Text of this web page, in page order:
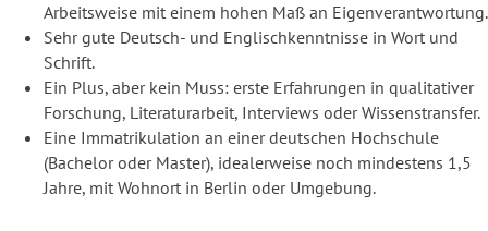
Arbeitsweise mit einem hohen Maß an Eigenverantwortung.
Sehr gute Deutsch- und Englischkenntnisse in Wort und
Schrift.
Ein Plus, aber kein Muss: erste Erfahrungen in qualitativer
Forschung, Literaturarbeit, Interviews oder Wissenstransfer.
Eine Immatrikulation an einer deutschen Hochschule
(Bachelor oder Master), idealerweise noch mindestens 1,5
Jahre, mit Wohnort in Berlin oder Umgebung.